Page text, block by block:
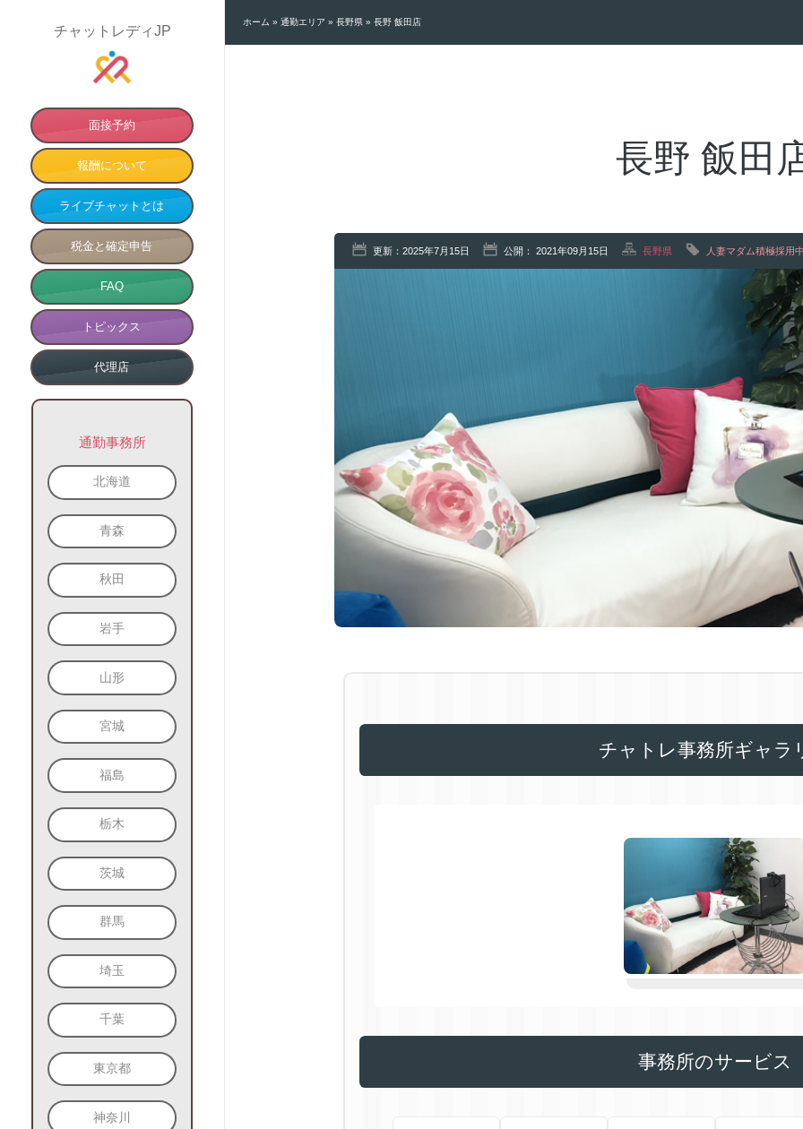
チャットレディJP
面接予約
報酬について
ライブチャットとは
税金と確定申告
FAQ
トピックス
代理店
通勤事務所
北海道
青森
秋田
岩手
山形
宮城
福島
栃木
茨城
群馬
埼玉
千葉
東京都
神奈川
ホーム » 通勤エリア » 長野県 » 長野 飯田店
長野 飯田
更新：2025年7月15日 公開： 2021年09月15日 長野県 人妻マダム積極採用
チャトレ事務所ギャラ
事務所のサービス